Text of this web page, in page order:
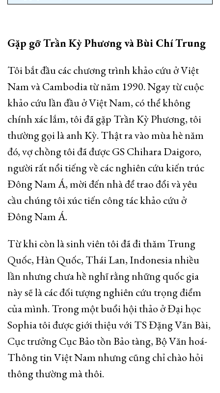
Gặp gỡ Trần Kỳ Phương và Bùi Chí Trung
Tôi bắt đầu các chương trình khảo cứu ở Việt
Nam và Cambodia từ năm 1990. Ngay từ cuộc
khảo cứu lần đầu ở Việt Nam, có thể không
chính xác lắm, tôi đã gặp Trần Kỳ Phương, tôi
thường gọi là anh Kỳ. Thật ra vào mùa hè năm
đó, vợ chồng tôi đã được GS Chihara Daigoro,
người rất nổi tiếng về các nghiên cứu kiến trúc
Đông Nam Á, mời đến nhà để trao đổi và yêu
cầu chúng tôi xúc tiến công tác khảo cứu ở
Đông Nam Á.
Từ khi còn là sinh viên tôi đã đi thăm Trung
Quốc, Hàn Quốc, Thái Lan, Indonesia nhiều
lần nhưng chưa hề nghĩ rằng những quốc gia
này sẽ là các đối tượng nghiên cứu trọng điểm
của mình. Trong một buổi hội thảo ở Đại học
Sophia tôi được giới thiệu với TS Đặng Văn Bài,
Cục trưởng Cục Bảo tồn Bảo tàng, Bộ Văn hoá-
Thông tin Việt Nam nhưng cũng chỉ chào hỏi
thông thường mà thôi.